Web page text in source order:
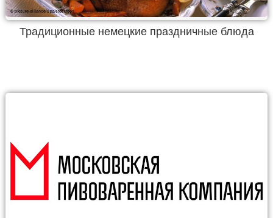
Традиционные немецкие праздничные блюда